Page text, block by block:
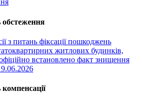
обстеження
з питань фіксації пошкоджень
житлових будинків,
встановлено факт знищення